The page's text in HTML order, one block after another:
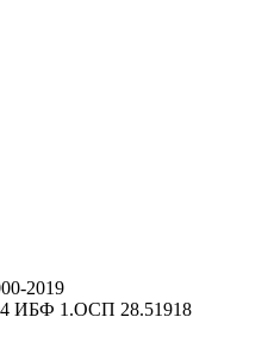
2019
ИБФ 1.ОСП 28.51918